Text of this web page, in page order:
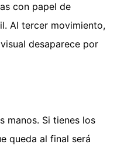
con papel de
Al tercer movimiento,
desaparece por
manos. Si tienes los
queda al final será